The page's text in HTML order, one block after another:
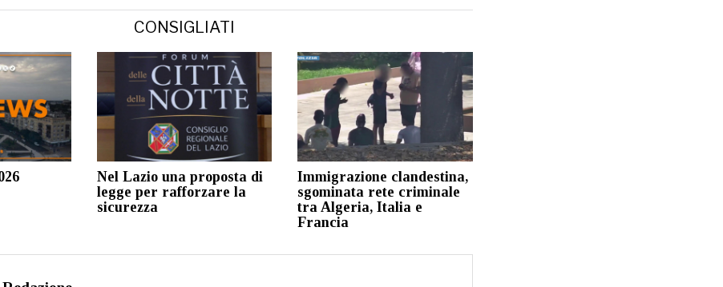
CONSIGLIATI
Nel Lazio una proposta di
legge per rafforzare la
sicurezza
Immigrazione clandestina,
sgominata rete criminale
tra Algeria, Italia e
Francia